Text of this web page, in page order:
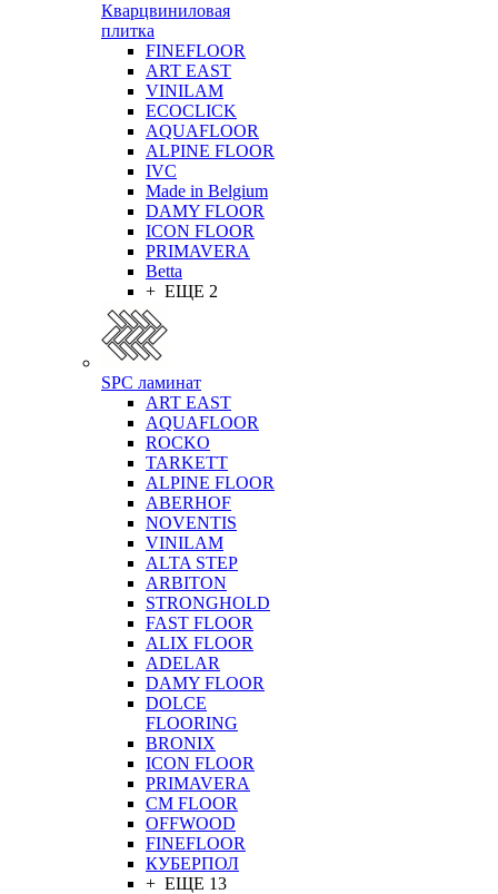
Кварцвиниловая
плитка
FINEFLOOR
ART EAST
VINILAM
ECOCLICK
AQUAFLOOR
ALPINE FLOOR
IVC
Made in Belgium
DAMY FLOOR
ICON FLOOR
PRIMAVERA
Betta
+ ЕЩЕ 2
SPC ламинат
ART EAST
AQUAFLOOR
ROCKO
TARKETT
ALPINE FLOOR
ABERHOF
NOVENTIS
VINILAM
ALTA STEP
ARBITON
STRONGHOLD
FAST FLOOR
ALIX FLOOR
ADELAR
DAMY FLOOR
DOLCE
FLOORING
BRONIX
ICON FLOOR
PRIMAVERA
CM FLOOR
OFFWOOD
FINEFLOOR
КУБЕРПОЛ
+ ЕЩЕ 13